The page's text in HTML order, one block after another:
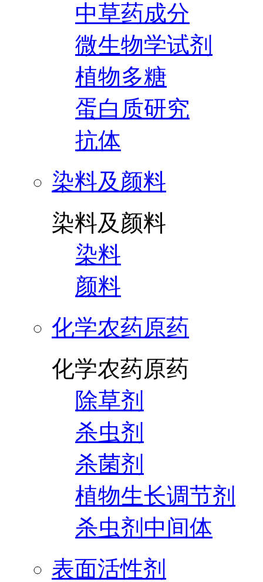
中草药成分
微生物学试剂
植物多糖
蛋白质研究
抗体
染料及颜料
染料及颜料
染料
颜料
化学农药原药
化学农药原药
除草剂
杀虫剂
杀菌剂
植物生长调节剂
杀虫剂中间体
表面活性剂